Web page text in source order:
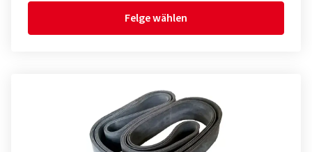
Felge wählen